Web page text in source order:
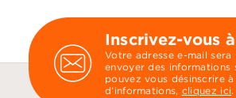
Inscrivez-vous
Votre adresse e-mail
envoyer des informations
pouvez vous désinscrire
d’informations, cliquez ici.